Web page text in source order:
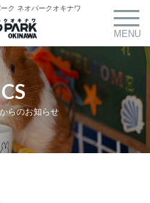
ク ネオパークオキナワ
らのお知らせ